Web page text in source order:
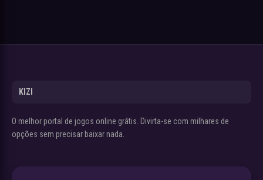
KIZI
O melhor portal de jogos online grátis. Divirta-se com milhares de
opções sem precisar baixar nada.